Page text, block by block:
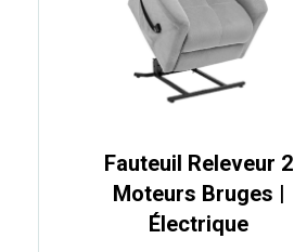
Fauteuil Releveur 2
Moteurs Bruges |
Électrique